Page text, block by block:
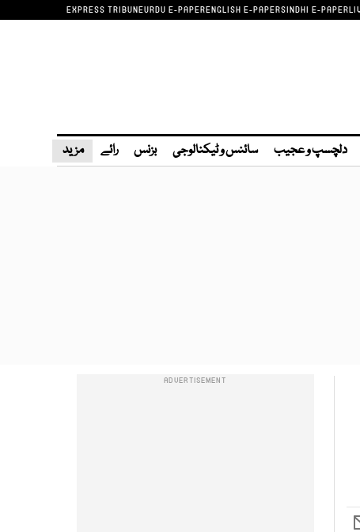
EXPRESS TRIBUNEURDU E-PAPERENGLISH E-PAPERSINDHI E-PAPER
دلچسپ و عجیب سائنس و ٹیکنالوجی بزنس رائے مزید